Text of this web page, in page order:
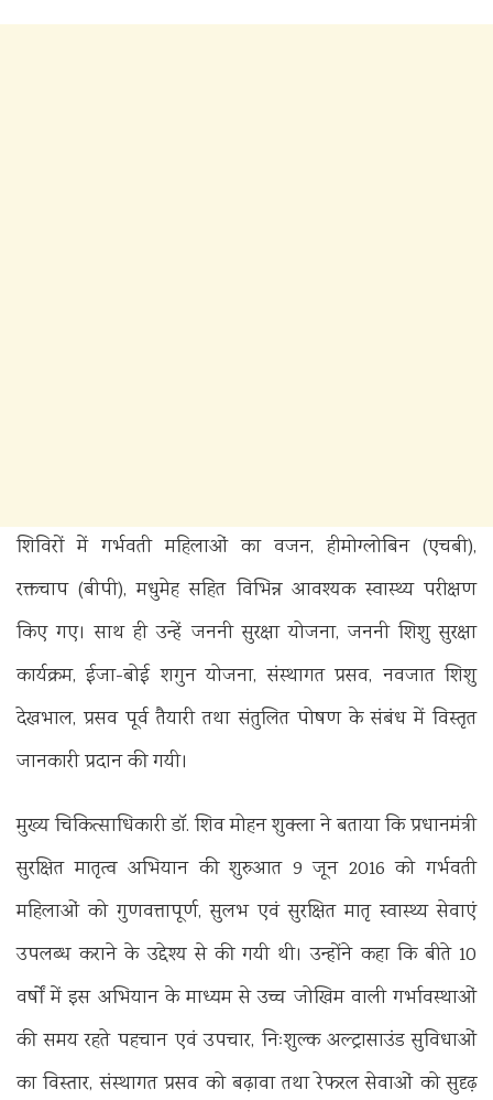
शिविरों में गर्भवती महिलाओं का वजन, हीमोग्लोबिन (एचबी),
रक्तचाप (बीपी), मधुमेह सहित विभिन्न आवश्यक स्वास्थ्य परीक्षण
किए गए। साथ ही उन्हें जननी सुरक्षा योजना, जननी शिशु सुरक्षा
कार्यक्रम, ईजा-बोई शगुन योजना, संस्थागत प्रसव, नवजात शिशु
देखभाल, प्रसव पूर्व तैयारी तथा संतुलित पोषण के संबंध में विस्तृत
जानकारी प्रदान की गयी।
मुख्य चिकित्साधिकारी डॉ. शिव मोहन शुक्ला ने बताया कि प्रधानमंत्री
सुरक्षित मातृत्व अभियान की शुरुआत 9 जून 2016 को गर्भवती
महिलाओं को गुणवत्तापूर्ण, सुलभ एवं सुरक्षित मातृ स्वास्थ्य सेवाएं
उपलब्ध कराने के उद्देश्य से की गयी थी। उन्होंने कहा कि बीते 10
वर्षों में इस अभियान के माध्यम से उच्च जोखिम वाली गर्भावस्थाओं
की समय रहते पहचान एवं उपचार, निःशुल्क अल्ट्रासाउंड सुविधाओं
का विस्तार, संस्थागत प्रसव को बढ़ावा तथा रेफरल सेवाओं को सुदृढ़